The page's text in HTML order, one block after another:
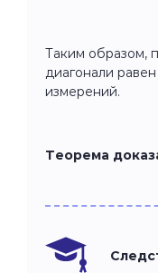
Таким образом,
диагонали
измерений.
Теорема